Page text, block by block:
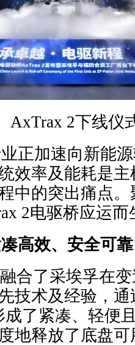
AxTrax 2下线仪
正加速向新能
效率及能耗是
中的突出痛点
2电驱桥应运而
高效、安全可靠
合了采埃孚在
技术及经验，通
成了紧凑、轻便
地释放了底盘